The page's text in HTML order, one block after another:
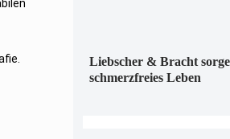
Liebscher & Bracht
schmerzfreies Leben